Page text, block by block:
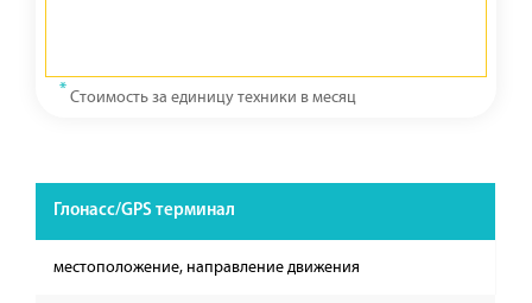
* Стоимость за единицу техники в месяц
Глонасс/GPS терминал
местоположение, направление движения